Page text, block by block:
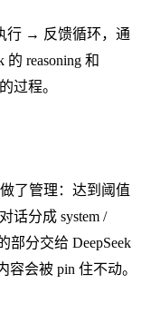
行 → 反馈循环，通
的 reasoning 和
过程。
了管理：达到阈值
话分成 system /
部分交给 DeepSeek
容会被 pin 住不动。